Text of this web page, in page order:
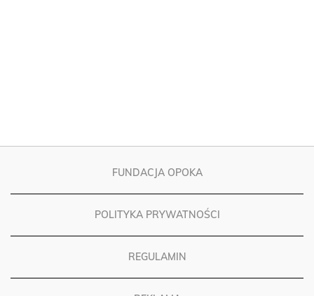
FUNDACJA OPOKA
POLITYKA PRYWATNOŚCI
REGULAMIN